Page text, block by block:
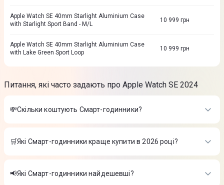
Apple Watch SE 40mm Starlight Aluminium Case
with Starlight Sport Band - M/L
10 999 грн
Apple Watch SE 40mm Starlight Aluminium Case
with Lake Green Sport Loop
10 999 грн
Питання, які часто задають про Apple Watch SE 2024
💸Скільки коштують Смарт-годинники?
Вартість товарів в категорії Смарт-годинники в інтернет-
магазині Цитрус
13 899 ₴
Смарт-годинник Samsung Galaxy Watch8 Classic eSIM Black
21 999 ₴
🛒Які Смарт-годинники краще купити в 2026 році?
Найкращі Смарт-годинники в 2026 році на думку інтернет-
магазину Цитрус
📢Які Смарт-годинники найдешевші?